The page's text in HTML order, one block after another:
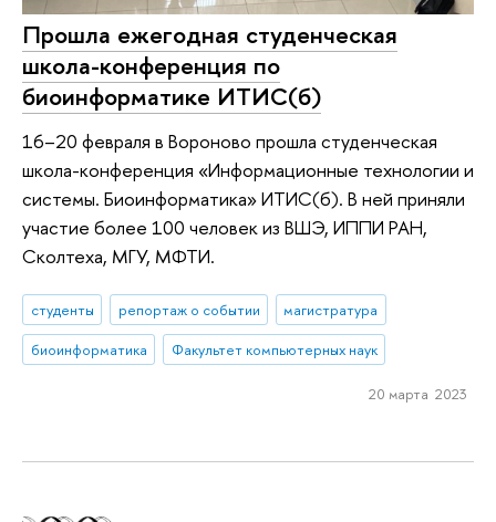
Прошла ежегодная студенческая
школа-конференция по
биоинформатике ИТИС(б)
16–20 февраля в Вороново прошла студенческая
школа-конференция «Информационные технологии и
системы. Биоинформатика» ИТИС(б). В ней приняли
участие более 100 человек из ВШЭ, ИППИ РАН,
Сколтеха, МГУ, МФТИ.
студенты репортаж о событии
магистратура
биоинформатика
Факультет компьютерных наук
20 марта 2023